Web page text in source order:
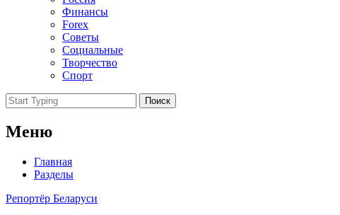
Финансы
Forex
Советы
Социальные
Творчество
Спорт
Поиск
Меню
Главная
Разделы
Репортёр Беларуси